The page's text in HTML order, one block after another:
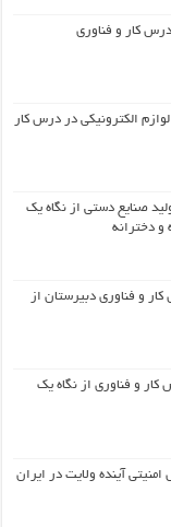
کار و فناوری
الکترونیکی در درس کار
صنایع دستی از نگاه یک
و دخترانه
و فناوری دبیرستان از
و فناوری از نگاه یک
آینده ولایت در ایران